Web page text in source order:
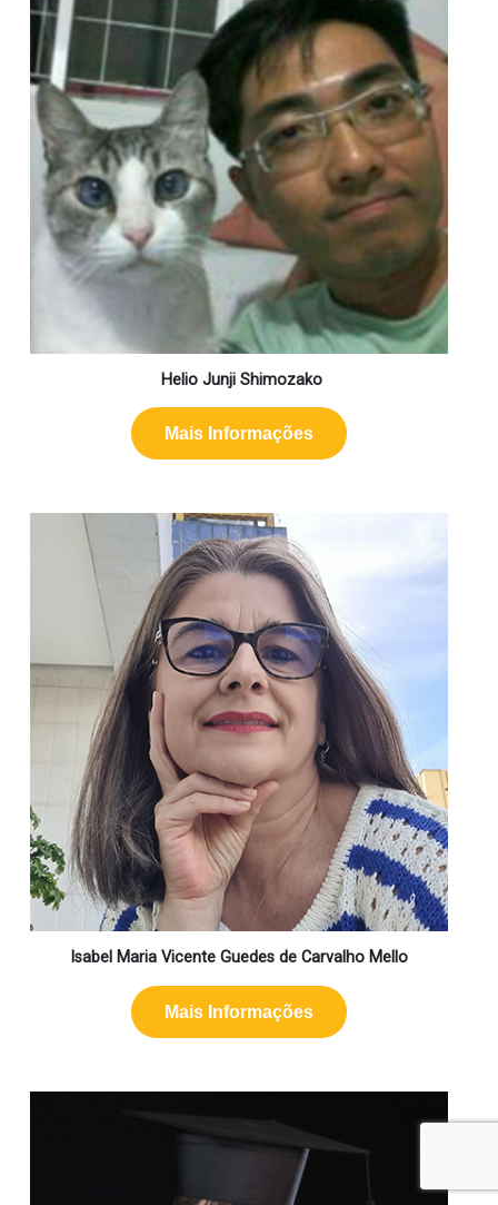
Helio Junji Shimozako
Mais Informações
Isabel Maria Vicente Guedes de Carvalho Mello
Mais Informações